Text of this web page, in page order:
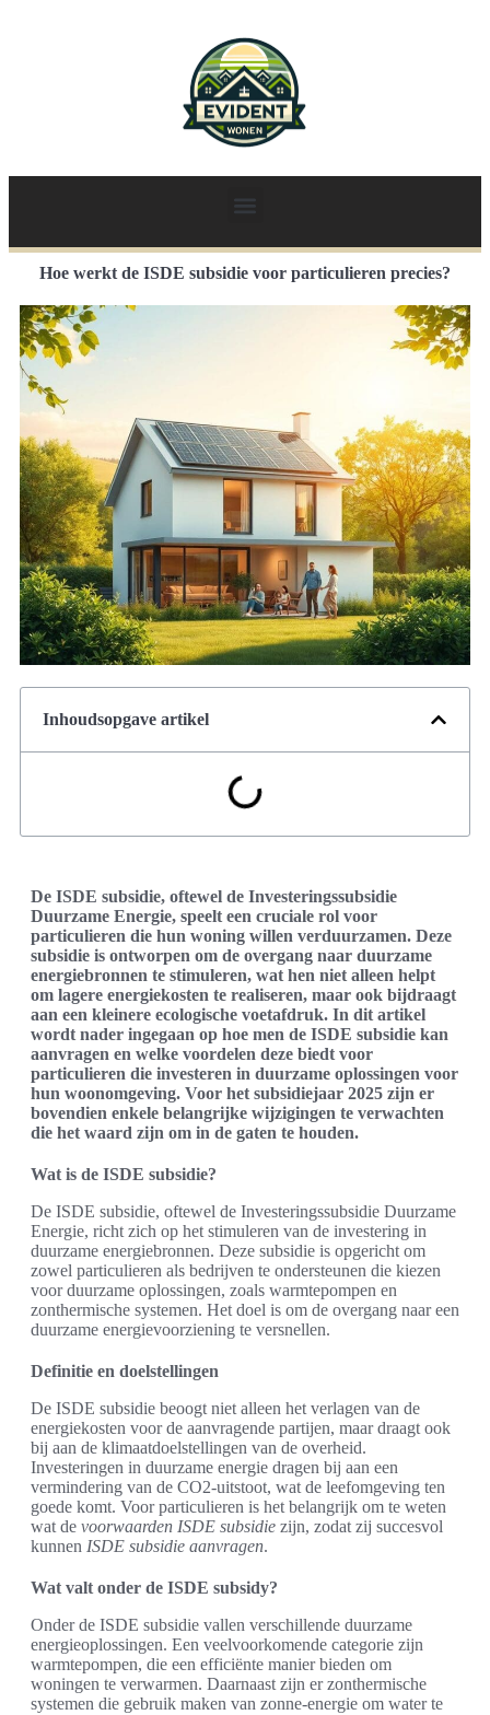
Hoe werkt de ISDE subsidie voor particulieren precies?
Inhoudsopgave artikel
De ISDE subsidie, oftewel de Investeringssubsidie
Duurzame Energie, speelt een cruciale rol voor
particulieren die hun woning willen verduurzamen. Deze
subsidie is ontworpen om de overgang naar duurzame
energiebronnen te stimuleren, wat hen niet alleen helpt
om lagere energiekosten te realiseren, maar ook bijdraagt
aan een kleinere ecologische voetafdruk. In dit artikel
wordt nader ingegaan op hoe men de ISDE subsidie kan
aanvragen en welke voordelen deze biedt voor
particulieren die investeren in duurzame oplossingen voor
hun woonomgeving. Voor het subsidiejaar 2025 zijn er
bovendien enkele belangrijke wijzigingen te verwachten
die het waard zijn om in de gaten te houden.
Wat is de ISDE subsidie?
De ISDE subsidie, oftewel de Investeringssubsidie Duurzame
Energie, richt zich op het stimuleren van de investering in
duurzame energiebronnen. Deze subsidie is opgericht om
zowel particulieren als bedrijven te ondersteunen die kiezen
voor duurzame oplossingen, zoals warmtepompen en
zonthermische systemen. Het doel is om de overgang naar een
duurzame energievoorziening te versnellen.
Definitie en doelstellingen
De ISDE subsidie beoogt niet alleen het verlagen van de
energiekosten voor de aanvragende partijen, maar draagt ook
bij aan de klimaatdoelstellingen van de overheid.
Investeringen in duurzame energie dragen bij aan een
vermindering van de CO2-uitstoot, wat de leefomgeving ten
goede komt. Voor particulieren is het belangrijk om te weten
wat de voorwaarden ISDE subsidie zijn, zodat zij succesvol
kunnen ISDE subsidie aanvragen.
Wat valt onder de ISDE subsidy?
Onder de ISDE subsidie vallen verschillende duurzame
energieoplossingen. Een veelvoorkomende categorie zijn
warmtepompen, die een efficiënte manier bieden om
woningen te verwarmen. Daarnaast zijn er zonthermische
systemen die gebruik maken van zonne-energie om water te